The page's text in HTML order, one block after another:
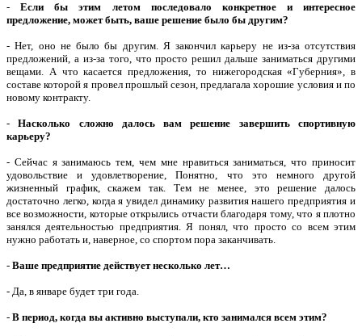
-Если бы этим летом последовало конкретное и интересное
предложение, может быть, ваше решение было бы другим?
- Нет, оно не было бы другим. Я закончил карьеру не из-за отсутствия
предложений, а из-за того, что просто решил дальше заниматься другими
вещами. А что касается предложения, то нижегородская «Губерния», в
составе которой я провел прошлый сезон, предлагала хорошие условия и по
новому контракту.
-Насколько сложно далось вам решение завершить спортивную
карьеру?
- Сейчас я занимаюсь тем, чем мне нравиться заниматься, что приносит
удовольствие и удовлетворение, Понятно, что это немного другой
жизненный график, скажем так. Тем не менее, это решение далось
достаточно легко, когда я увидел динамику развития нашего предприятия и
все возможности, которые открылись отчасти благодаря тому, что я плотно
занялся деятельностью предприятия. Я понял, что просто со всем этим
нужно работать и, наверное, со спортом пора заканчивать.
- Ваше предприятие действует несколько лет…
- Да, в январе будет три года.
- В период, когда вы активно выступали, кто занимался всем этим?